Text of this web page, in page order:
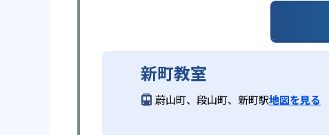
新町教室
蔚山町、段山町、新町駅地図を見る